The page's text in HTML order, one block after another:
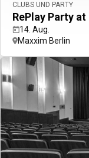
CLUBS UND PARTY
14. Aug.
Maxxim Berlin